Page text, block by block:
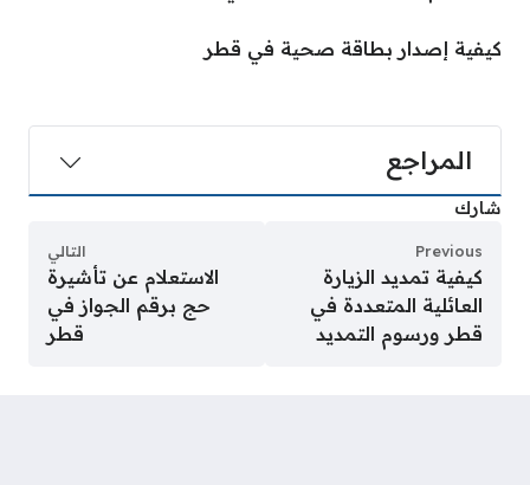
كيفية إصدار بطاقة صحية في قطر
المراجع
شارك
Previous
كيفية تمديد الزيارة
العائلية المتعددة في
قطر ورسوم التمديد
التالي
الاستعلام عن تأشيرة
حج برقم الجواز في
قطر